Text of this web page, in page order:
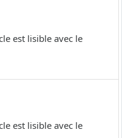
est lisible avec le
est lisible avec le